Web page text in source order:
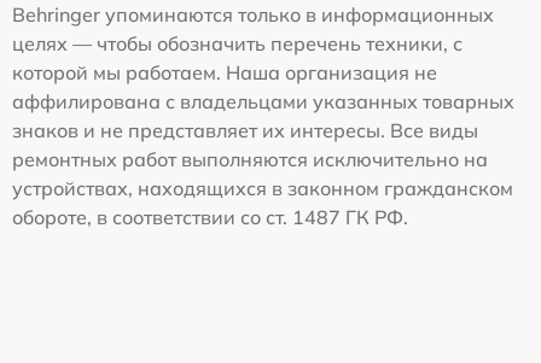
Behringer упоминаются только в информационных
целях — чтобы обозначить перечень техники, с
которой мы работаем. Наша организация не
аффилирована с владельцами указанных товарных
знаков и не представляет их интересы. Все виды
ремонтных работ выполняются исключительно на
устройствах, находящихся в законном гражданском
обороте, в соответствии со ст. 1487 ГК РФ.